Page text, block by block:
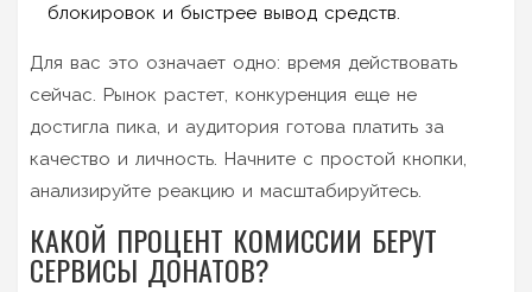
блокировок и быстрее вывод средств.
Для вас это означает одно: время действовать
сейчас. Рынок растет, конкуренция еще не
достигла пика, и аудитория готова платить за
качество и личность. Начните с простой кнопки,
анализируйте реакцию и масштабируйтесь.
КАКОЙ ПРОЦЕНТ КОМИССИИ БЕРУТ
СЕРВИСЫ ДОНАТОВ?